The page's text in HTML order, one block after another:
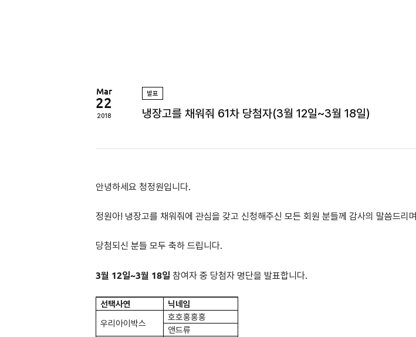
Mar
22
2018
발표
냉장고를 채워줘 61차 당첨자(3월 12일~3월 18일)
안녕하세요 청정원입니다.
정원아! 냉장고를 채워줘에 관심을 갖고 신청해주신 모든 회원 분들께 감사의 말씀드리며
당첨되신 분들 모두 축하 드립니다.
3월 12일~3월 18일 참여자 중 당첨자 명단을 발표합니다.
선택사연
닉네임
우리아이박스
호호홍홍홍
앤드류